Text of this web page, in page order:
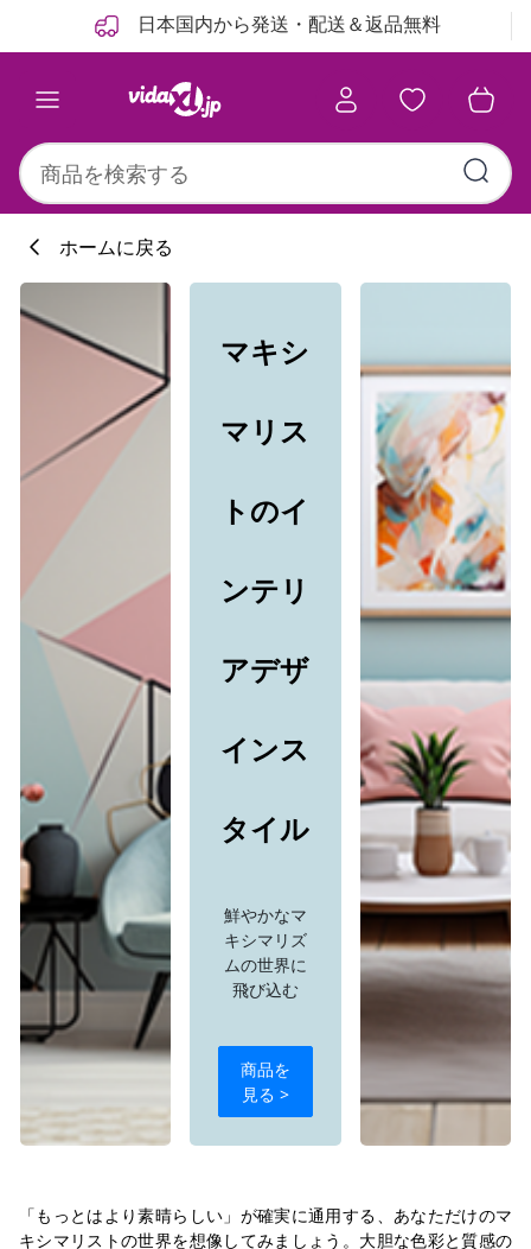
日本国内から発送・配送＆返品無料
ホームに戻る
マキシ
マリス
トのイ
ンテリ
アデザ
インス
タイル
鮮やかなマ
キシマリズ
ムの世界に
飛び込む
商品を
見る >
「もっとはより素晴らしい」が確実に通用する、あなただけのマ
キシマリストの世界を想像してみましょう。大胆な色彩と質感の